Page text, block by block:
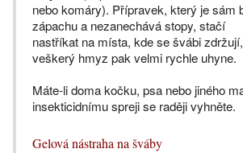
nebo komáry). Přípravek, který je sám
zápachu a nezanechává stopy, stačí
nastříkat na místa, kde se švábi zdržují,
veškerý hmyz pak velmi rychle uhyne.
Máte-li doma kočku, psa nebo jiného
insekticidnímu spreji se raději vyhněte.
Gelová nástraha na šváby